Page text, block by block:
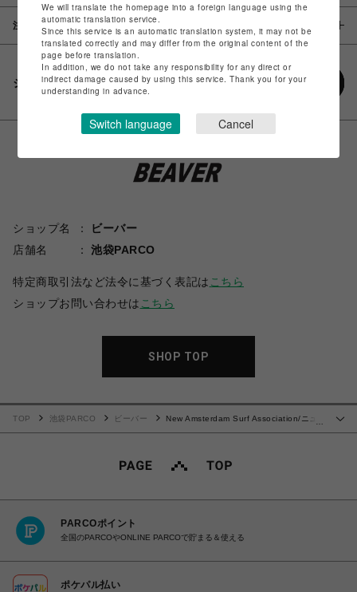
注意事項
シェアする
ショップ名
ビーバー
店舗名
池袋PARCO
特定商取引法など法令に基づく表記は こちら
ショップお問い合わせは こちら
SHOP TOP
TOP 池袋PARCO ビーバー
New Amsterdam Surf Association/ニュ
PARCOポイント
全国のPARCOやONLINE PARCOで貯まる＆使える
ポケパル払い
We will translate the homepage into a foreign language using the
automatic translation service.
Since this service is an automatic translation system, it may not be
translated correctly and may differ from the original content of the
page before translation.
In addition, we do not take any responsibility for any direct or
indirect damage caused by using this service. Thank you for your
understanding in advance.
Switch language Cancel